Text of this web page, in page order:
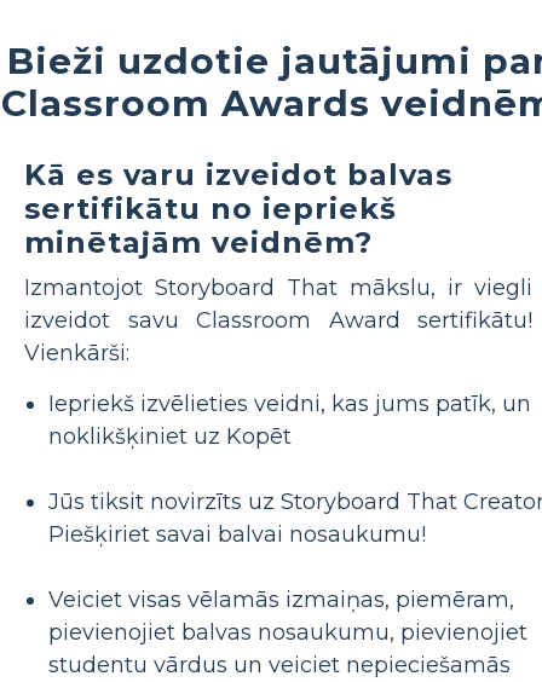
Bieži uzdotie jautājumi
Classroom Awards
Kā es varu izveidot balvas
sertifikātu no iepriekš
minētajām veidnēm?
Izmantojot Storyboard That mākslu, ir viegli
izveidot savu Classroom Award sertifikātu!
Vienkārši:
Iepriekš izvēlieties veidni, kas jums patīk, un
noklikšķiniet uz Kopēt
Jūs tiksit novirzīts uz Storyboard That
Piešķiriet savai balvai nosaukumu!
Veiciet visas vēlamās izmaiņas, piemēram,
pievienojiet balvas nosaukumu, pievienojiet
studentu vārdus un veiciet nepieciešamās